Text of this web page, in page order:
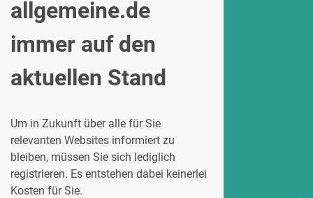
allgemeine.de
immer auf den
aktuellen Stand
Um in Zukunft über alle für Sie
relevanten Websites informiert zu
bleiben, müssen Sie sich lediglich
registrieren. Es entstehen dabei keinerlei
Kosten für Sie.